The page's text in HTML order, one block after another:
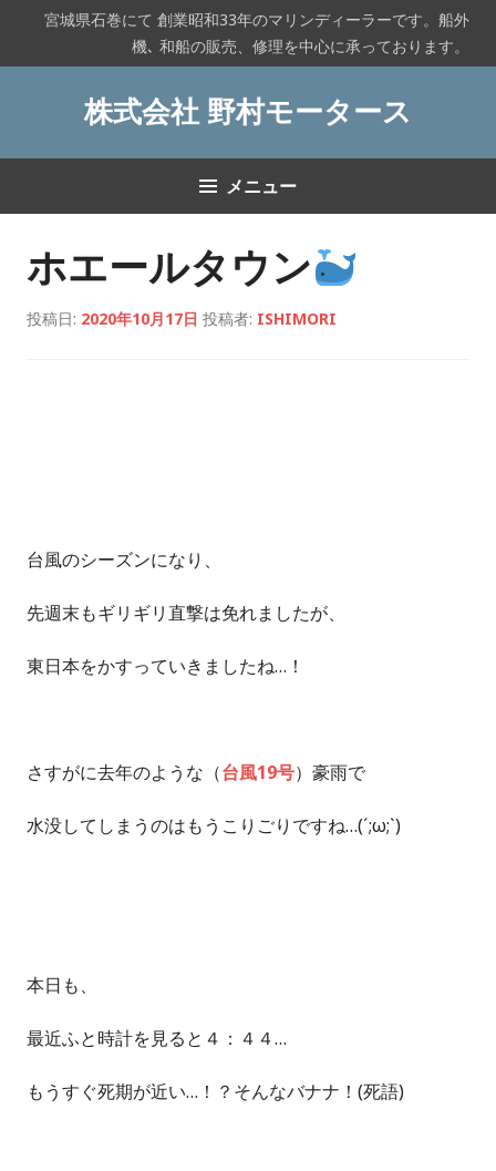
テ
宮城県石巻にて 創業昭和33年のマリンディーラーです。船外
機､ 和船の販売、修理を中心に承っております。
株式会社 野村モータース
メニュー
ホエールタウン
投稿日: 2020年10月17日 投稿者: ISHIMORI
台風のシーズンになり、
先週末もギリギリ直撃は免れましたが、
東日本をかすっていきましたね…！
さすがに去年のような（台風19号）豪雨で
水没してしまうのはもうこりごりですね…(´;ω;`)
本日も、
最近ふと時計を見ると４：４４…
もうすぐ死期が近い…！？そんなバナナ！(死語)